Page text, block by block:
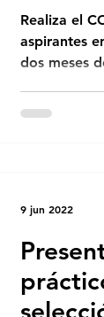
Realiza el CCL Chihuahua entrevistas entre las y los
aspirantes
dos meses
9 jun 2022